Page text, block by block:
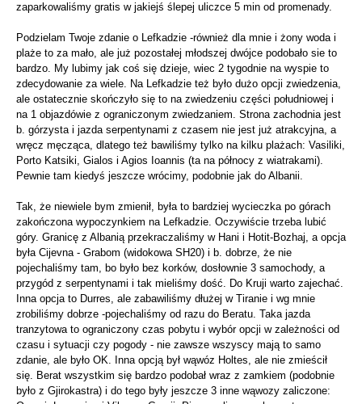
zaparkowaliśmy gratis w jakiejś ślepej uliczce 5 min od promenady.
Podzielam Twoje zdanie o Lefkadzie -również dla mnie i żony woda i
plaże to za mało, ale już pozostałej młodszej dwójce podobało sie to
bardzo. My lubimy jak coś się dzieje, wiec 2 tygodnie na wyspie to
zdecydowanie za wiele. Na Lefkadzie też było dużo opcji zwiedzenia,
ale ostatecznie skończyło się to na zwiedzeniu części południowej i
na 1 objazdówie z ograniczonym zwiedzaniem. Strona zachodnia jest
b. górzysta i jazda serpentynami z czasem nie jest już atrakcyjna, a
wręcz męcząca, dlatego też bawiliśmy tylko na kilku plażach: Vasiliki,
Porto Katsiki, Gialos i Agios Ioannis (ta na północy z wiatrakami).
Pewnie tam kiedyś jeszcze wrócimy, podobnie jak do Albanii.
Tak, że niewiele bym zmienił, była to bardziej wycieczka po górach
zakończona wypoczynkiem na Lefkadzie. Oczywiście trzeba lubić
góry. Granicę z Albanią przekraczaliśmy w Hani i Hotit-Bozhaj, a opcja
była Cijevna - Grabom (widokowa SH20) i b. dobrze, że nie
pojechaliśmy tam, bo było bez korków, dosłownie 3 samochody, a
przygód z serpentynami i tak mieliśmy dość. Do Kruji warto zajechać.
Inna opcja to Durres, ale zabawiliśmy dłużej w Tiranie i wg mnie
zrobiliśmy dobrze -pojechaliśmy od razu do Beratu. Taka jazda
tranzytowa to ograniczony czas pobytu i wybór opcji w zależności od
czasu i sytuacji czy pogody - nie zawsze wszyscy mają to samo
zdanie, ale było OK. Inna opcją był wąwóz Holtes, ale nie zmieścił
się. Berat wszystkim się bardzo podobał wraz z zamkiem (podobnie
było z Gjirokastra) i do tego były jeszcze 3 inne wąwozy zaliczone: